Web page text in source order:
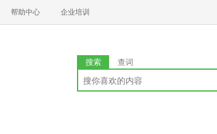
帮助中心 企业培训
搜索 查词